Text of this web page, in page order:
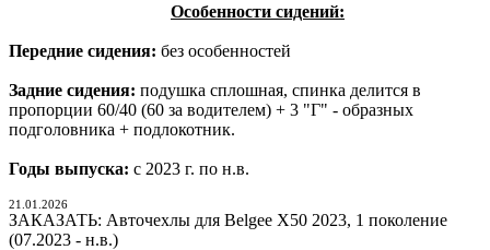
Особенности сидений:
Передние сидения: без особенностей
Задние сидения: подушка сплошная, спинка делится в
пропорции 60/40 (60 за водителем) + 3 "Г" - образных
подголовника + подлокотник.
Годы выпуска: с 2023 г. по н.в.
21.01.2026
ЗАКАЗАТЬ: Авточехлы для Belgee X50 2023, 1 поколение
(07.2023 - н.в.)